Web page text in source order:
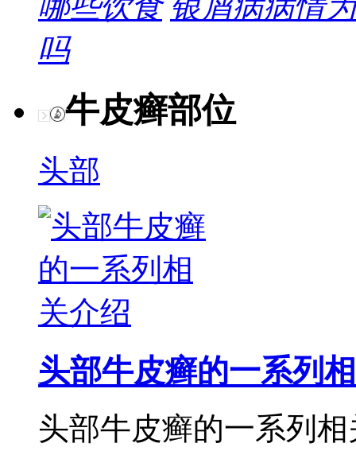
哪些饮食 银屑病病情
吗
牛皮癣部位
头部
头部牛皮癣的一系列相
头部牛皮癣的一系列